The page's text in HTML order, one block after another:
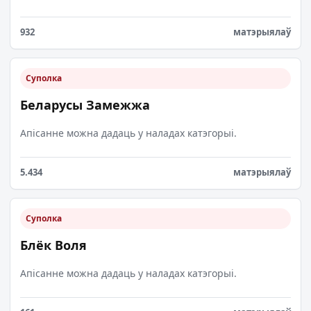
932 матэрыялаў
Суполка
Беларусы Замежжа
Апісанне можна дадаць у наладах катэгорыі.
5.434 матэрыялаў
Суполка
Блёк Воля
Апісанне можна дадаць у наладах катэгорыі.